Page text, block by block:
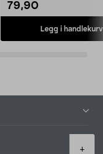
+
79,90
Legg i handlekurv